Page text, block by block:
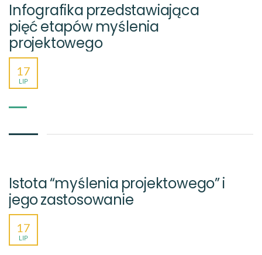
Infografika przedstawiająca
pięć etapów myślenia
projektowego
17
LIP
Istota “myślenia projektowego” i
jego zastosowanie
17
LIP